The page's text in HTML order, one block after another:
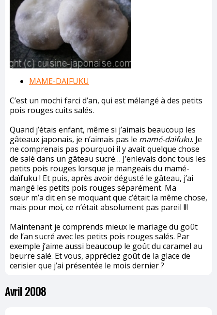
MAME-DAIFUKU
C’est un mochi farci d’an, qui est mélangé à des petits
pois rouges cuits salés.
Quand j’étais enfant, même si j’aimais beaucoup les
gâteaux japonais, je n’aimais pas le mamé-daïfuku. Je
ne comprenais pas pourquoi il y avait quelque chose
de salé dans un gâteau sucré… J’enlevais donc tous les
petits pois rouges lorsque je mangeais du mamé-
daïfuku ! Et puis, après avoir dégusté le gâteau, j’ai
mangé les petits pois rouges séparément. Ma
sœur m’a dit en se moquant que c’était la même chose,
mais pour moi, ce n’était absolument pas pareil !!!
Maintenant je comprends mieux le mariage du goût
de l’an sucré avec les petits pois rouges salés. Par
exemple j’aime aussi beaucoup le goût du caramel au
beurre salé. Et vous, appréciez goût de la glace de
cerisier que j’ai présentée le mois dernier ?
Avril 2008